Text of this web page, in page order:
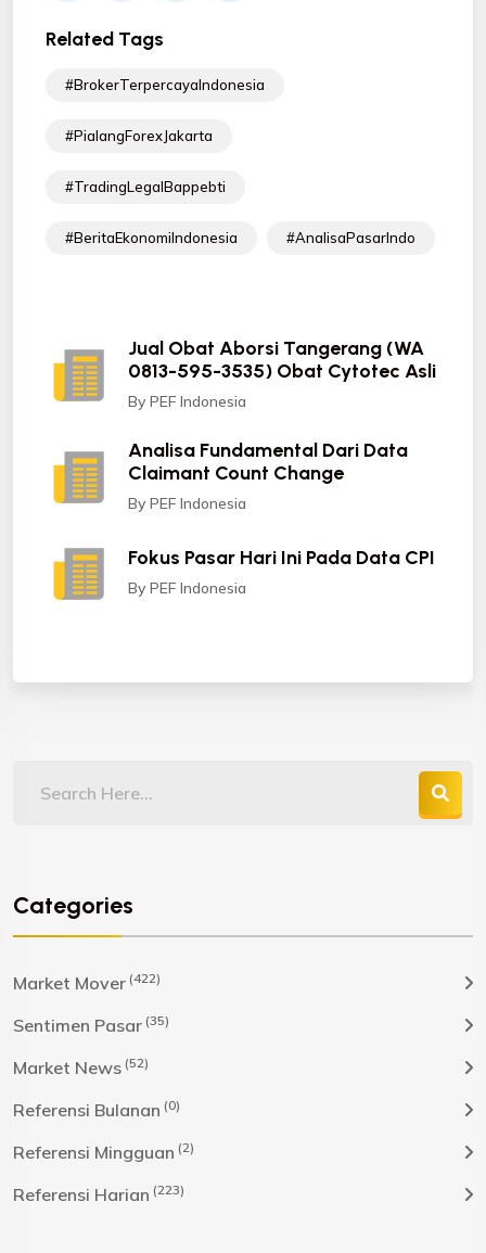
Related Tags
#BrokerTerpercayaIndonesia
#PialangForexJakarta
#TradingLegalBappebti
#BeritaEkonomiIndonesia #AnalisaPasarIndo
Jual Obat Aborsi Tangerang (WA
0813-595-3535) Obat Cytotec Asli
By PEF Indonesia
Analisa Fundamental Dari Data
Claimant Count Change
By PEF Indonesia
Fokus Pasar Hari Ini Pada Data CPI
By PEF Indonesia
Categories
Market Mover (422)
Sentimen Pasar (35)
Market News (52)
Referensi Bulanan (0)
Referensi Mingguan (2)
Referensi Harian (223)